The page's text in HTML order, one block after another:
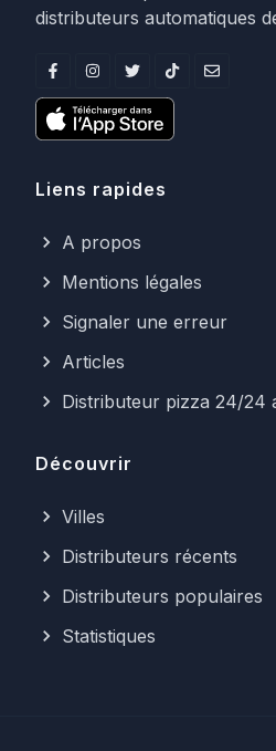
distributeurs automatiques
Liens rapides
A propos
Mentions légales
Signaler une erreur
Articles
Distributeur pizza 24/24
Découvrir
Villes
Distributeurs récents
Distributeurs populaires
Statistiques